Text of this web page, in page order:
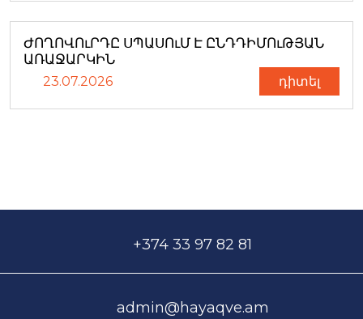
ԺՈՂՈՎՈւՐԴԸ ՍՊԱՍՈւՄ Է ԸՆԴԴԻՄՈւԹՅԱՆ
ԱՌԱՋԱՐԿԻՆ
23.07.2026 դիտել
+374 33 97 82 81
admin@hayaqve.am